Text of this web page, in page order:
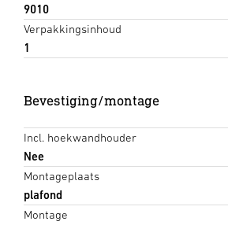
9010
Verpakkingsinhoud
1
Bevestiging/montage
Incl. hoekwandhouder
Nee
Montageplaats
plafond
Montage